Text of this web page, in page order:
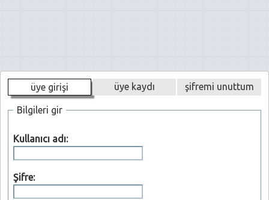
üye girişi üye kaydı şifremi unuttum
Bilgileri gir
Kullanıcı adı:
Şifre: